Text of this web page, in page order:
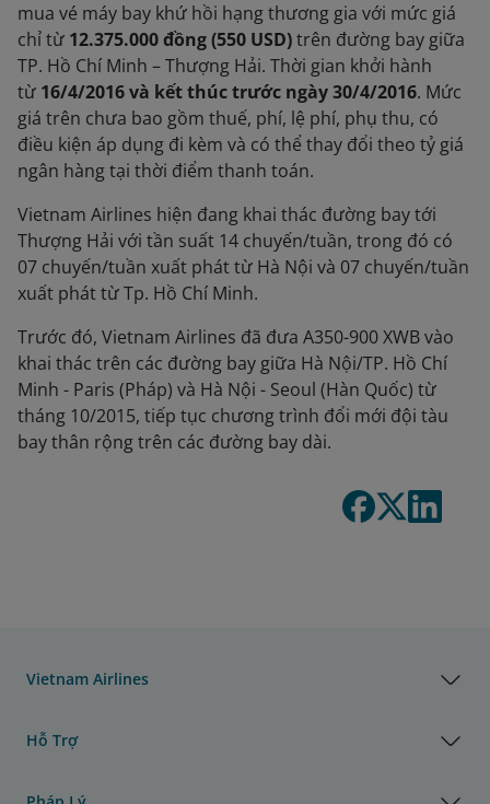
mua vé máy bay khứ hồi hạng thương gia với mức giá
chỉ từ 12.375.000 đồng (550 USD)trên đường bay giữa
TP. Hồ Chí Minh – Thượng Hải. Thời gian khởi hành
từ 16/4/2016 và kết thúc trước ngày 30/4/2016. Mức
giá trên chưa bao gồm thuế, phí, lệ phí, phụ thu, có
điều kiện áp dụng đi kèm và có thể thay đổi theo tỷ giá
ngân hàng tại thời điểm thanh toán.
Vietnam Airlines hiện đang khai thác đường bay tới
Thượng Hải với tần suất 14 chuyến/tuần, trong đó có
07 chuyến/tuần xuất phát từ Hà Nội và 07 chuyến/tuần
xuất phát từ Tp. Hồ Chí Minh.
Trước đó, Vietnam Airlines đã đưa A350-900 XWB vào
khai thác trên các đường bay giữa Hà Nội/TP. Hồ Chí
Minh - Paris (Pháp) và Hà Nội - Seoul (Hàn Quốc) từ
tháng 10/2015, tiếp tục chương trình đổi mới đội tàu
bay thân rộng trên các đường bay dài.
Vietnam Airlines
Hỗ Trợ